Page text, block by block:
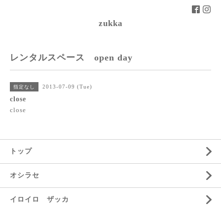
zukka
レンタルスペース open day
指定なし 2013-07-09 (Tue)
close
close
トップ
オシラセ
イロイロ ザッカ